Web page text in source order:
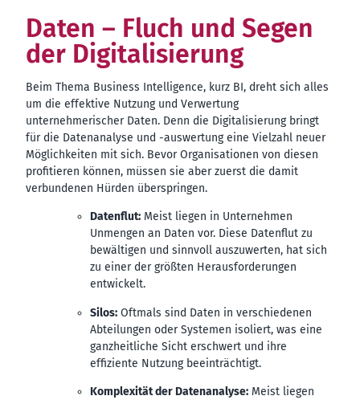
Daten – Fluch und Segen
der Digitalisierung
Beim Thema Business Intelligence, kurz BI, dreht sich alles
um die effektive Nutzung und Verwertung
unternehmerischer Daten. Denn die Digitalisierung bringt
für die Datenanalyse und -auswertung eine Vielzahl neuer
Möglichkeiten mit sich. Bevor Organisationen von diesen
profitieren können, müssen sie aber zuerst die damit
verbundenen Hürden überspringen.
Datenflut: Meist liegen in Unternehmen
Unmengen an Daten vor. Diese Datenflut zu
bewältigen und sinnvoll auszuwerten, hat sich
zu einer der größten Herausforderungen
entwickelt.
Silos: Oftmals sind Daten in verschiedenen
Abteilungen oder Systemen isoliert, was eine
ganzheitliche Sicht erschwert und ihre
effiziente Nutzung beeinträchtigt.
Komplexität der Datenanalyse: Meist liegen